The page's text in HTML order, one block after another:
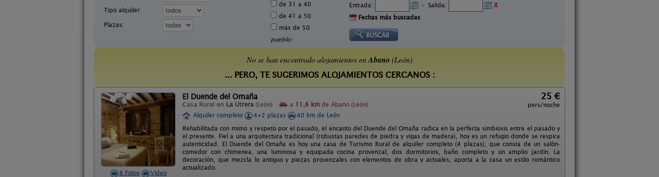
Tipo alquiler:
Plazas:
de 31 a 40
de 41 a 50
más de 50
pueblo:
Entrada:
- Salida:
X
Fechas más buscadas
No se han encontrado alojamientos enAbano (León)
... PERO, TE SUGERIMOS ALOJAMIENTOS CERCANOS :
8 Fotos Video
El Duende del Omaña
Casa Rural en La Utrera (León) a 11,6 km de Abano (León)
25 €
pers/noche
Alquiler completo
4+2 plazas
40 km de León
Rehabilitada con mimo y respeto por el pasado, el encanto del Duende del Omaña radica en la perfecta simbiosis entre el pasado y
el presente. Fiel a una arquitectura tradicional (robustas paredes de piedra y vigas de madera), hoy es un refugio donde se respira
autenticidad. El Duende del Omaña es hoy una casa de Turismo Rural de alquiler completo (4 plazas), que consta de un salón-
comedor con chimenea, una luminosa y equipada cocina provenzal, dos dormitorios, baño completo y un amplio jardín. La
decoración, que mezcla lo antiguo y piezas provenzales con elementos de obra y actuales, aporta a la casa un estilo romántico
actualizado.